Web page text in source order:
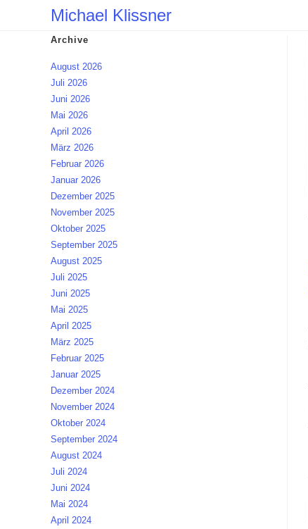
Michael Klissner
Archive
August 2026
Juli 2026
Juni 2026
Mai 2026
April 2026
März 2026
Februar 2026
Januar 2026
Dezember 2025
November 2025
Oktober 2025
September 2025
August 2025
Juli 2025
Juni 2025
Mai 2025
April 2025
März 2025
Februar 2025
Januar 2025
Dezember 2024
November 2024
Oktober 2024
September 2024
August 2024
Juli 2024
Juni 2024
Mai 2024
April 2024